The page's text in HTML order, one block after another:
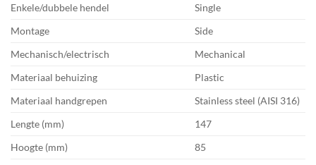
Enkele/dubbele hendel
Single
Montage
Side
Mechanisch/electrisch
Mechanical
Materiaal behuizing
Plastic
Materiaal handgrepen
Stainless steel (AISI 316)
Lengte (mm)
147
Hoogte (mm)
85